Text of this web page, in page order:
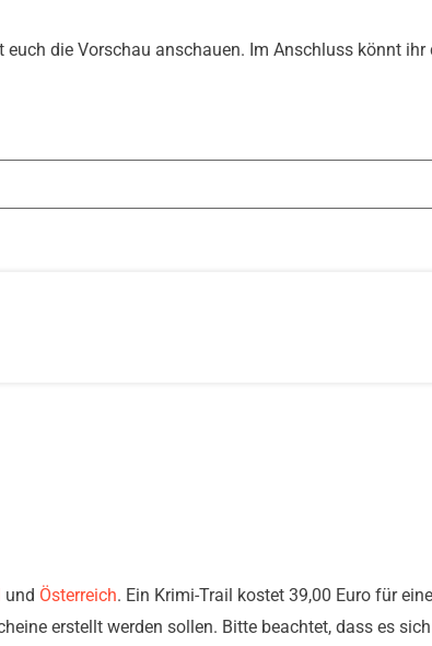
die Vorschau anschauen. Im Anschluss könnt
und Österreich. Ein Krimi-Trail kostet 39,00 Euro für
erstellt werden sollen. Bitte beachtet, dass es